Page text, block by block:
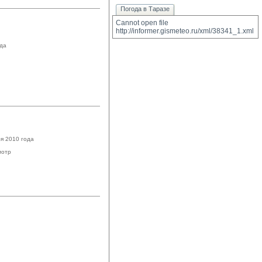
2010 года
Погода в Таразе
Cannot open file
http://informer.gismeteo.ru/xml/38341_1.xml